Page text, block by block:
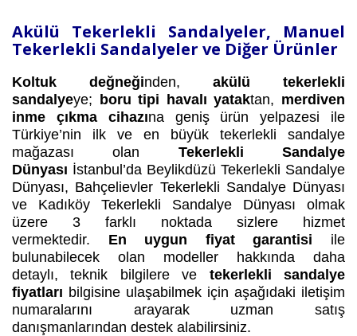
Akülü Tekerlekli Sandalyeler, Manuel
Tekerlekli Sandalyeler ve Diğer Ürünler
Koltuk değneğinden, akülü tekerlekli
sandalyeye; boru tipi havalı yataktan, merdiven
inme çıkma cihazına geniş ürün yelpazesi ile
Türkiye’nin ilk ve en büyük tekerlekli sandalye
mağazası olan Tekerlekli Sandalye
Dünyası İstanbul’da Beylikdüzü Tekerlekli Sandalye
Dünyası, Bahçelievler Tekerlekli Sandalye Dünyası
ve Kadıköy Tekerlekli Sandalye Dünyası olmak
üzere 3 farklı noktada sizlere hizmet
vermektedir. En uygun fiyat garantisi ile
bulunabilecek olan modeller hakkında daha
detaylı, teknik bilgilere ve tekerlekli sandalye
fiyatları bilgisine ulaşabilmek için aşağıdaki iletişim
numaralarını arayarak uzman satış
danışmanlarından destek alabilirsiniz.